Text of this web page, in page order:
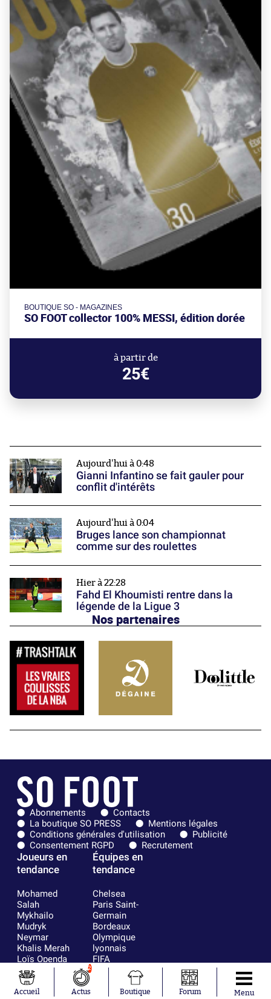
BOUTIQUE SO - MAGAZINES
SO FOOT collector 100% MESSI, édition dorée
à partir de
25€
Aujourd'hui à 0:48
Gianni Infantino se fait gauler pour
conflit d'intérêts
Aujourd'hui à 0:04
Bruges lance son championnat
comme sur des roulettes
Hier à 22:28
Fahd El Khoumisti rentre dans la
légende de la Ligue 3
Nos partenaires
Abonnements
Contacts
La boutique SO PRESS
Mentions légales
Conditions générales d'utilisation
Publicité
Consentement RGPD
Recrutement
Joueurs en
tendance
Mohamed
Salah
Mykhailo
Mudryk
Neymar
Khalis Merah
Loïs Openda
Moussa
Niakhaté
Nicolás
Équipes en
tendance
Chelsea
Paris Saint-
Germain
Bordeaux
Olympique
lyonnais
FIFA
Real Madrid
RC Strasbourg
AC Milan
Accueil
2
Actus Boutique Forum Menu